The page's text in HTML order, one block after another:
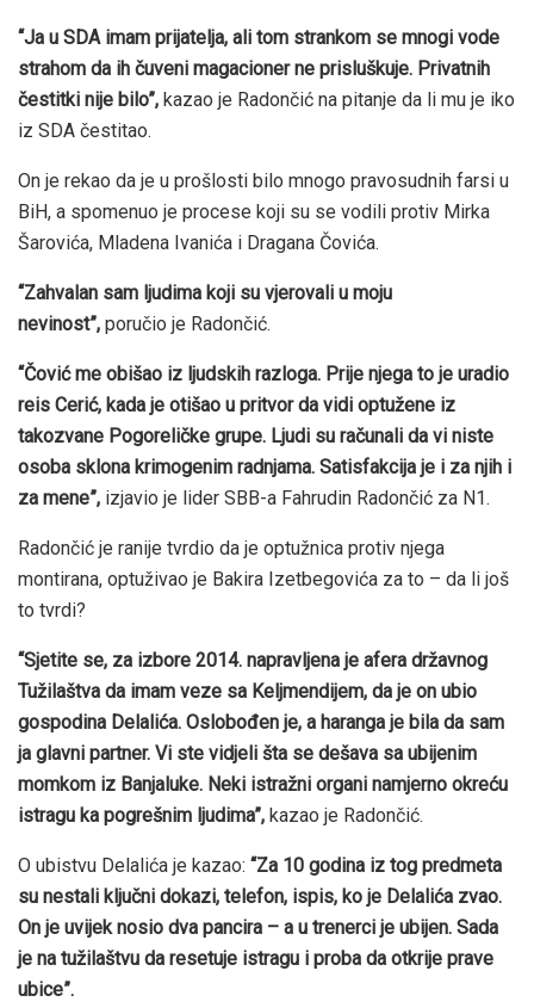
“Ja u SDA imam prijatelja, ali tom strankom se mnogi vode
strahom da ih čuveni magacioner ne prisluškuje. Privatnih
čestitki nije bilo”, kazao je Radončić na pitanje da li mu je iko
iz SDA čestitao.
On je rekao da je u prošlosti bilo mnogo pravosudnih farsi u
BiH, a spomenuo je procese koji su se vodili protiv Mirka
Šarovića, Mladena Ivanića i Dragana Čovića.
“Zahvalan sam ljudima koji su vjerovali u moju
nevinost”, poručio je Radončić.
“Čović me obišao iz ljudskih razloga. Prije njega to je uradio
reis Cerić, kada je otišao u pritvor da vidi optužene iz
takozvane Pogoreličke grupe. Ljudi su računali da vi niste
osoba sklona krimogenim radnjama. Satisfakcija je i za njih i
za mene”, izjavio je lider SBB-a Fahrudin Radončić za N1.
Radončić je ranije tvrdio da je optužnica protiv njega
montirana, optuživao je Bakira Izetbegovića za to – da li još
to tvrdi?
“Sjetite se, za izbore 2014. napravljena je afera državnog
Tužilaštva da imam veze sa Keljmendijem, da je on ubio
gospodina Delalića. Oslobođen je, a haranga je bila da sam
ja glavni partner. Vi ste vidjeli šta se dešava sa ubijenim
momkom iz Banjaluke. Neki istražni organi namjerno okreću
istragu ka pogrešnim ljudima”, kazao je Radončić.
O ubistvu Delalića je kazao: “Za 10 godina iz tog predmeta
su nestali ključni dokazi, telefon, ispis, ko je Delalića zvao.
On je uvijek nosio dva pancira – a u trenerci je ubijen. Sada
je na tužilaštvu da resetuje istragu i proba da otkrije prave
ubice”.